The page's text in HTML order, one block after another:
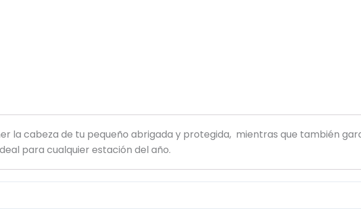
la cabeza de tu pequeño abrigada y protegida, mientras que también
para cualquier estación del año.